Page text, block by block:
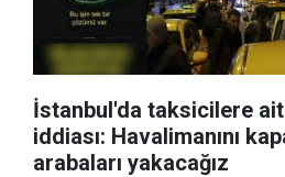
İstanbul'da taksicilere ait
iddiası: Havalimanını
arabaları yakacağız